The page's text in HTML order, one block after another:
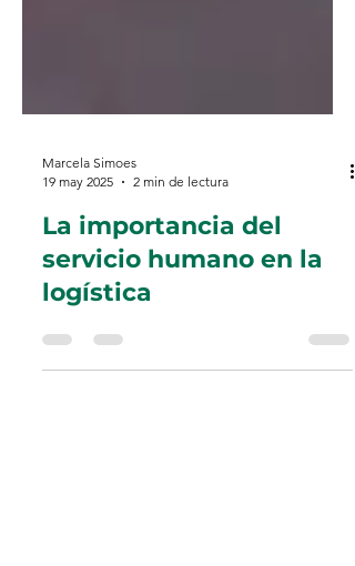
19 may 2025
2 min de lectura
La importancia del
servicio humano en la
logística